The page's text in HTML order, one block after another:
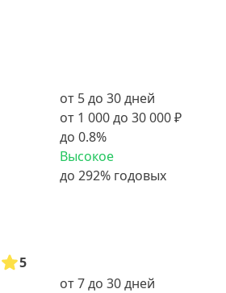
от 5 до 30 дней
от 1 000 до 30 000 ₽
до 0.8%
Высокое
5
от 7 до 30 дней